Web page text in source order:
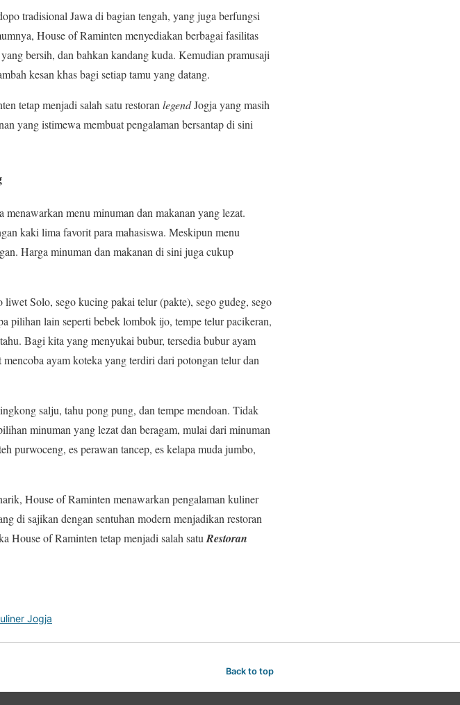
tradisional Jawa di bagian tengah, yang juga berfungsi
House of Raminten menyediakan berbagai fasilitas
bersih, dan bahkan kandang kuda. Kemudian pramusaji
kesan khas bagi setiap tamu yang datang.
tetap menjadi salah satu restoranlegendJogja yang masih
yang istimewa membuat pengalaman bersantap di sini
menu minuman dan makanan yang lezat.
kaki lima favorit para mahasiswa. Meskipun menu
Harga minuman dan makanan di sini juga cukup
Solo, sego kucing pakai telur (pakte), sego gudeg, sego
pilihan lain seperti bebek lombok ijo, tempe telur pacikeran,
Bagi kita yang menyukai bubur, tersedia bubur ayam
ayam koteka yang terdiri dari potongan telur dan
salju, tahu pong pung, dan tempe mendoan. Tidak
minuman yang lezat dan beragam, mulai dari minuman
purwoceng, es perawan tancep, es kelapa muda jumbo,
House of Raminten menawarkan pengalaman kuliner
di sajikan dengan sentuhan modern menjadikan restoran
House of Raminten tetap menjadi salah satu Restoran
Jogja
Back to top